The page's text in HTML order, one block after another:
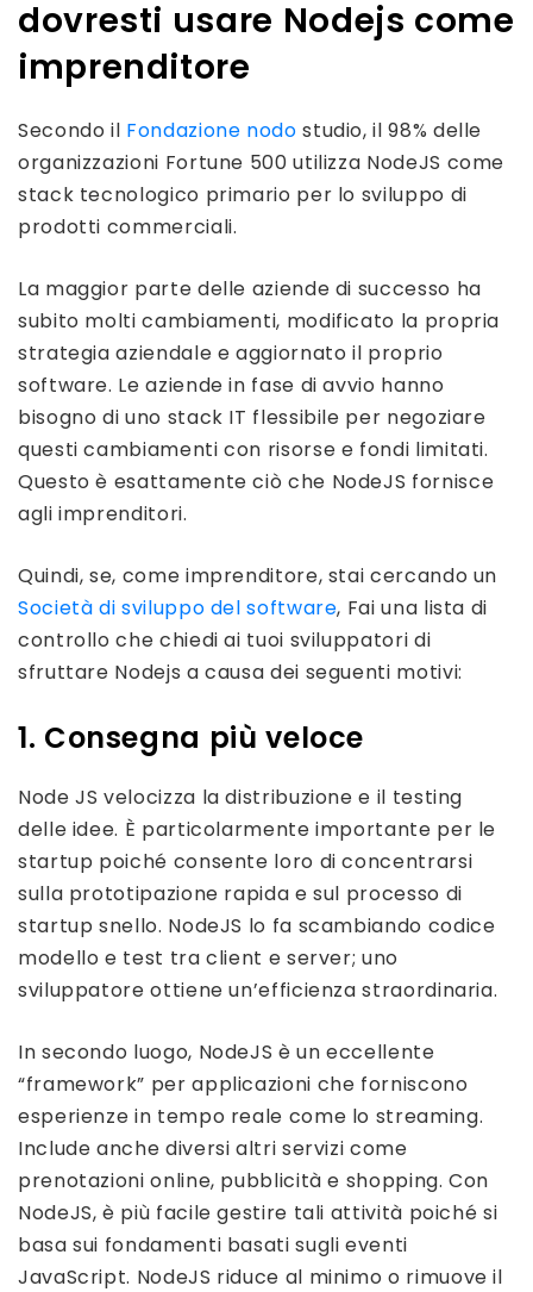
dovresti usare Nodejs come
imprenditore
Secondo il Fondazione nodo studio, il 98% delle
organizzazioni Fortune 500 utilizza NodeJS come
stack tecnologico primario per lo sviluppo di
prodotti commerciali.
La maggior parte delle aziende di successo ha
subito molti cambiamenti, modificato la propria
strategia aziendale e aggiornato il proprio
software. Le aziende in fase di avvio hanno
bisogno di uno stack IT flessibile per negoziare
questi cambiamenti con risorse e fondi limitati.
Questo è esattamente ciò che NodeJS fornisce
agli imprenditori.
Quindi, se, come imprenditore, stai cercando un
Società di sviluppo del software, Fai una lista di
controllo che chiedi ai tuoi sviluppatori di
sfruttare Nodejs a causa dei seguenti motivi:
1. Consegna più veloce
Node JS velocizza la distribuzione e il testing
delle idee. È particolarmente importante per le
startup poiché consente loro di concentrarsi
sulla prototipazione rapida e sul processo di
startup snello. NodeJS lo fa scambiando codice
modello e test tra client e server; uno
sviluppatore ottiene un’efficienza straordinaria.
In secondo luogo, NodeJS è un eccellente
“framework” per applicazioni che forniscono
esperienze in tempo reale come lo streaming.
Include anche diversi altri servizi come
prenotazioni online, pubblicità e shopping. Con
NodeJS, è più facile gestire tali attività poiché si
basa sui fondamenti basati sugli eventi
JavaScript. NodeJS riduce al minimo o rimuove il